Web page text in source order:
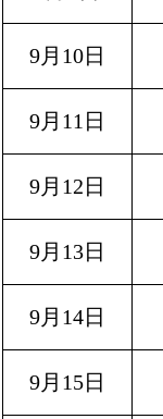
9月10日
9月11日
9月12日
9月13日
9月14日
9月15日